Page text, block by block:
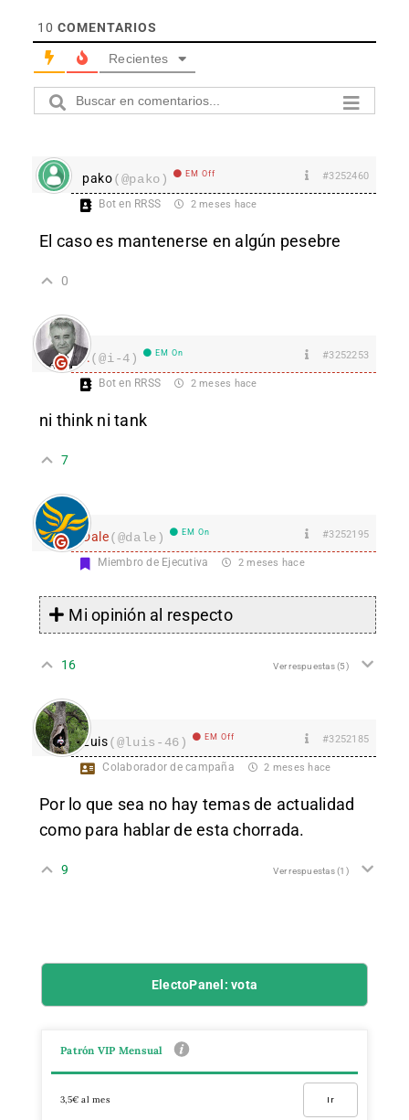
10 COMENTARIOS
Recientes
pako(@pako) EM Off #3252460
Bot en RRSS 2 meses hace
El caso es mantenerse en algún pesebre
0
I.(@i-4) EM On #3252253
Bot en RRSS 2 meses hace
ni think ni tank
7
Dale(@dale) EM On #3252195
Miembro de Ejecutiva 2 meses hace
Mi opinión al respecto
16 Ver respuestas(5)
Luis(@luis-46) EM Off #3252185
Colaborador de campaña 2 meses hace
Por lo que sea no hay temas de actualidad
como para hablar de esta chorrada.
9 Ver respuestas(1)
ElectoPanel: vota
Patrón VIP Mensual
3,5€ al mes Ir